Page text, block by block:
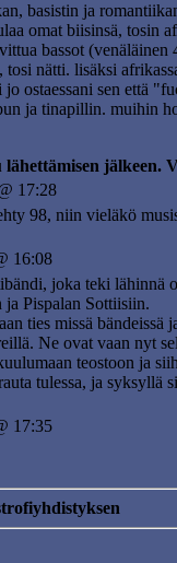
basistin ja
omat biisinsä, tosin
bassot
tosi nätti. lisäksi
jo ostaessani sen että
ja tinapillin. muihin
jälkeen.
17:28
98, niin vieläkö
16:08
joka teki lähinnä
Pispalan Sottiisiin.
ties missä bändeissä
Ne ovat vaan nyt
teostoon ja
tulessa, ja syksyllä
17:35